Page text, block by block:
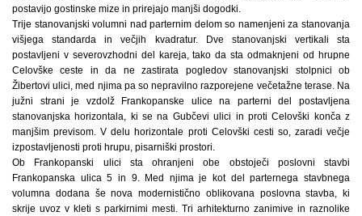
postavijo gostinske mize in prirejajo manjši dogodki.
Trije stanovanjski volumni nad parternim delom so namenjeni za stanovanja
višjega standarda in večjih kvadratur. Dve stanovanjski vertikali sta
postavljeni v severovzhodni del kareja, tako da sta odmaknjeni od hrupne
Celovške ceste in da ne zastirata pogledov stanovanjski stolpnici ob
Žibertovi ulici, med njima pa so nepravilno razporejene večetažne terase. Na
južni strani je vzdolž Frankopanske ulice na parterni del postavljena
stanovanjska horizontala, ki se na Gubčevi ulici in proti Celovški konča z
manjšim previsom. V delu horizontale proti Celovški cesti so, zaradi večje
izpostavljenosti proti hrupu, pisarniški prostori.
Ob Frankopanski ulici sta ohranjeni obe obstoječi poslovni stavbi
Frankopanska ulica 5 in 9. Med njima je kot del parternega stavbnega
volumna dodana še nova modernistično oblikovana poslovna stavba, ki
skrije uvoz v kleti s parkirnimi mesti. Tri arhitekturno zanimive in raznolike